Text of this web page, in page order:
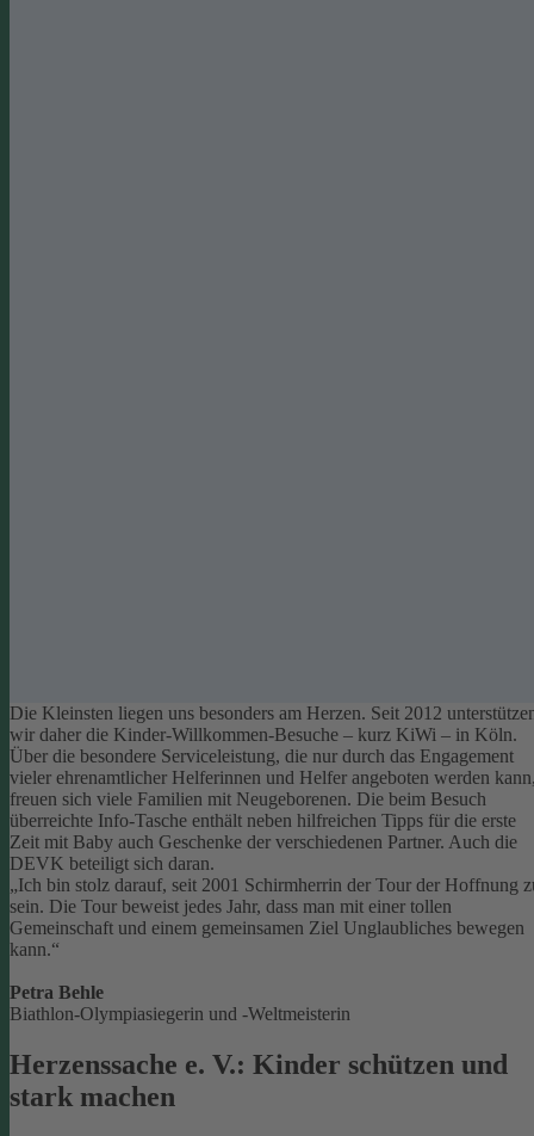
Die Kleinsten liegen uns besonders am Herzen. Seit 2012
wir daher die Kinder-Willkommen-Besuche – kurz KiWi – in Köln.
Über die besondere Serviceleistung, die nur durch das Engagement
vieler ehrenamtlicher Helferinnen und Helfer angeboten werden
freuen sich viele Familien mit Neugeborenen. Die beim Besuch
überreichte Info-Tasche enthält neben hilfreichen Tipps für die erste
Zeit mit Baby auch Geschenke der verschiedenen Partner. Auch die
DEVK beteiligt sich daran.
„Ich bin stolz darauf, seit 2001 Schirmherrin der Tour der Hoffnung
sein. Die Tour beweist jedes Jahr, dass man mit einer tollen
Gemeinschaft und einem gemeinsamen Ziel Unglaubliches bewegen
kann.“
Petra Behle
Biathlon-Olympiasiegerin und -Weltmeisterin
Herzenssache e. V.: Kinder schützen und
stark machen